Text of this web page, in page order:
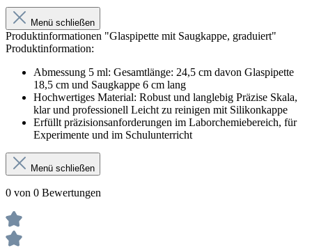
Menü schließen
Produktinformationen "Glaspipette mit Saugkappe, graduiert"
Produktinformation:
Abmessung 5 ml: Gesamtlänge: 24,5 cm davon Glaspipette
18,5 cm und Saugkappe 6 cm lang
Hochwertiges Material: Robust und langlebig Präzise Skala,
klar und professionell Leicht zu reinigen mit Silikonkappe
Erfüllt präzisionsanforderungen im Laborchemiebereich, für
Experimente und im Schulunterricht
Menü schließen
0 von 0 Bewertungen